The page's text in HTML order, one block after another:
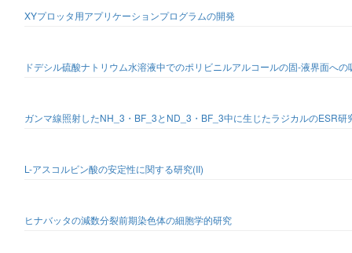
XYプロッタ用アプリケーションプログラムの開発
ドデシル硫酸ナトリウム水溶液中でのポリビニルアルコールの固-液界面への
ガンマ線照射したNH_3・BF_3とND_3・BF_3中に生じたラジカルのESR研
L-アスコルビン酸の安定性に関する研究(II)
ヒナバッタの減数分裂前期染色体の細胞学的研究